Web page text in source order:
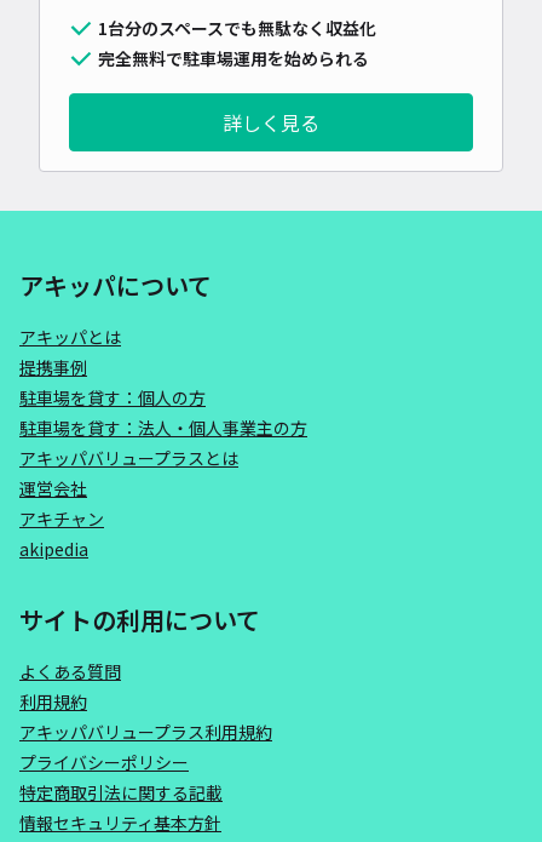
1台分のスペースでも無駄なく収益化
完全無料で駐車場運用を始められる
詳しく見る
アキッパについて
アキッパとは
提携事例
駐車場を貸す：個人の方
駐車場を貸す：法人・個人事業主の方
アキッパバリュープラスとは
運営会社
アキチャン
akipedia
サイトの利用について
よくある質問
利用規約
アキッパバリュープラス利用規約
プライバシーポリシー
特定商取引法に関する記載
情報セキュリティ基本方針